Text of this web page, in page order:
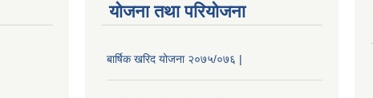
योजना तथा परियोजना
बार्षिक खरिद योजना २०७५/०७६ |